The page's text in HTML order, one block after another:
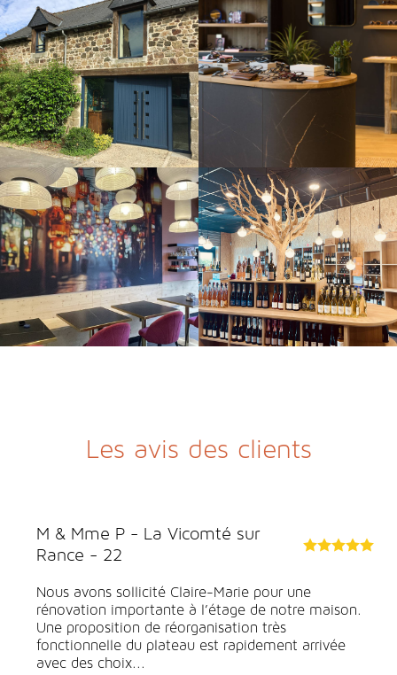
Les avis des clients
Les gîtes d'Irodouer
(rénovation de notre restaurant l'orée du Parc à
Becherel en 2012, création de 4 gites à Becherel en
2017 et création de 2 gites à...